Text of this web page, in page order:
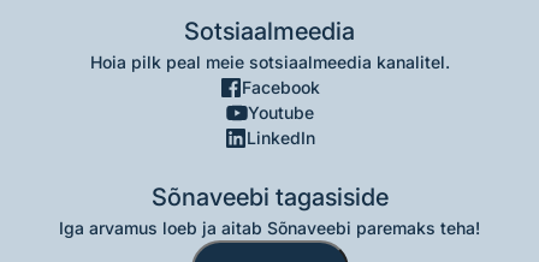
Sotsiaalmeedia
Hoia pilk peal meie sotsiaalmeedia kanalitel.
Facebook
Youtube
LinkedIn
Sõnaveebi tagasiside
Iga arvamus loeb ja aitab Sõnaveebi paremaks teha!